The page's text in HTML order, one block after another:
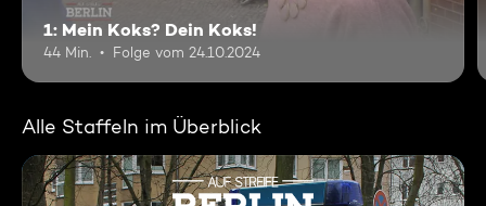
1: Mein Koks? Dein Koks!
44 Min. Folge vom 24.10.2024
Alle Staffeln im Überblick